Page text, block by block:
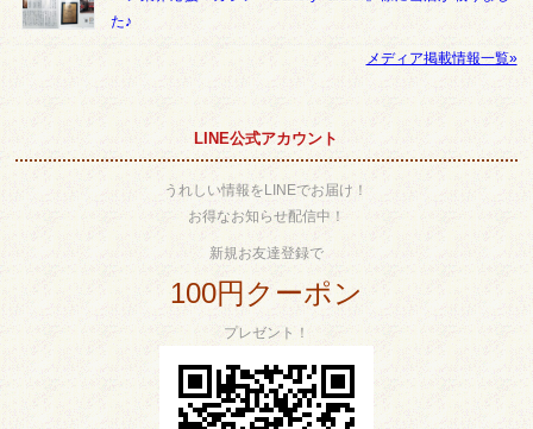
た♪
メディア掲載情報一覧»
LINE公式アカウント
うれしい情報をLINEでお届け！
お得なお知らせ配信中！
新規お友達登録で
100円クーポン
プレゼント！